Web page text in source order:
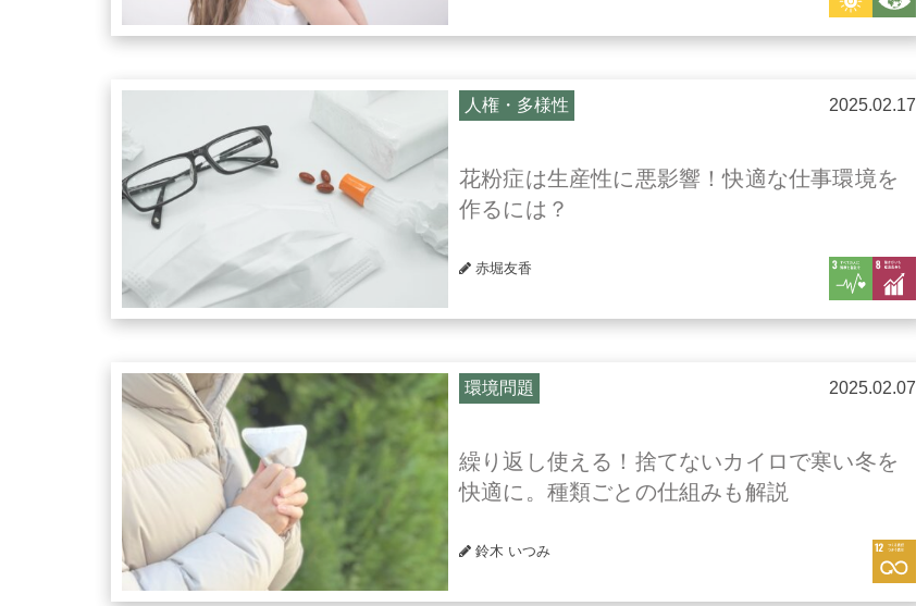
人権・多様性 2025.02.17
花粉症は生産性に悪影響！快適な仕事環境を
作るには？
赤堀友香
環境問題 2025.02.07
繰り返し使える！捨てないカイロで寒い冬を
快適に。種類ごとの仕組みも解説
鈴木 いつみ